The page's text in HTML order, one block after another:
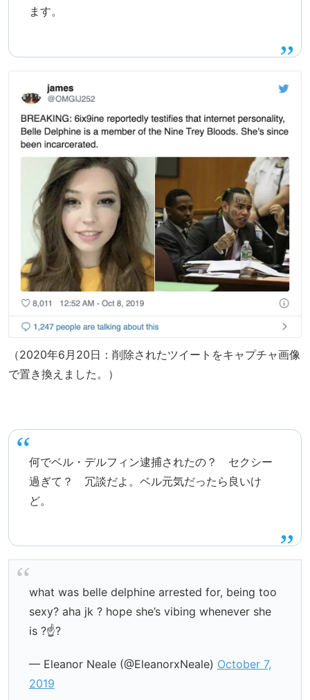
ます。
（2020年6月20日：削除されたツイートをキャプチャ画像
で置き換えました。）
何でベル・デルフィン逮捕されたの？ セクシー
過ぎて？ 冗談だよ。ベル元気だったら良いけ
ど。
what was belle delphine arrested for, being too
sexy? aha jk ? hope she’s vibing whenever she
is ?☝?
— Eleanor Neale (@EleanorxNeale) October 7,
2019